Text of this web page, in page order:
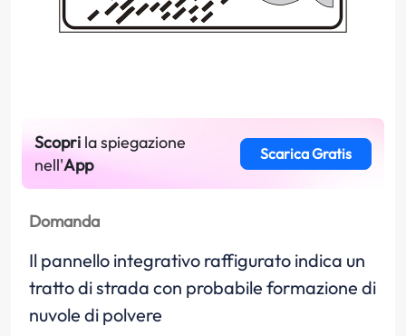
Scopri la spiegazione
nell'App
Scarica Gratis
Domanda
Il pannello integrativo raffigurato indica un
tratto di strada con probabile formazione di
nuvole di polvere